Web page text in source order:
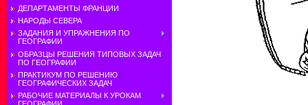
ДЕПАРТАМЕНТЫ ФРАНЦИИ
НАРОДЫ СЕВЕРА
ЗАДАНИЯ И УПРАЖНЕНИЯ ПО
ГЕОГРАФИИ
ОБРАЗЦЫ РЕШЕНИЯ ТИПОВЫХ ЗАДАЧ
ПО ГЕОГРАФИИ
ПРАКТИКУМ ПО РЕШЕНИЮ
ГЕОГРАФИЧЕСКИХ ЗАДАЧ
РАБОЧИЕ МАТЕРИАЛЫ К УРОКАМ